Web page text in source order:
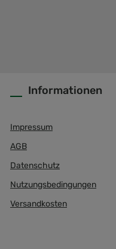
Informationen
Impressum
AGB
Datenschutz
Nutzungsbedingungen
Versandkosten